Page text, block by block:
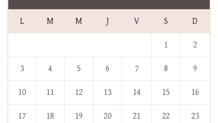
L M M J V S D
1 2
3 4 5 6 7 8 9
10 11 12 13 14 15 16
17 18 19 20 21 22 23